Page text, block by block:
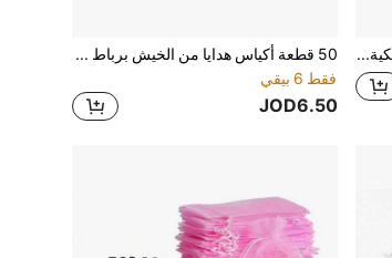
أكياس هدايا من الأورجانزا الشبكية باللون الوردي الساخن مع رباط سحب، أكياس تخزين مجوهرات شبكية صغيرة لحفلات أعياد الميلاد وهدايا الزفاف وهدايا عيد الفصح (50 قطعة)
50 قطعة أكياس هدايا من الخيش برباط سحب 3.9"X5.5" أكياس هدايا صغيرة بالجملة، مناسبة للضيوف، حفلات الزفاف الريفية، حفلات العطلات، DIY
فقط 6 بيقي
JOD6.50